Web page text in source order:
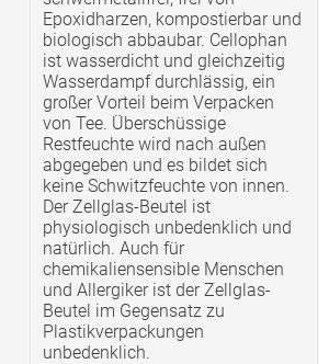
Epoxidharzen, kompostierbar und
biologisch abbaubar. Cellophan
ist wasserdicht und gleichzeitig
Wasserdampf durchlässig, ein
großer Vorteil beim Verpacken
von Tee. Überschüssige
Restfeuchte wird nach außen
abgegeben und es bildet sich
keine Schwitzfeuchte von innen.
Der Zellglas-Beutel ist
physiologisch unbedenklich und
natürlich. Auch für
chemikaliensensible Menschen
und Allergiker ist der Zellglas-
Beutel im Gegensatz zu
Plastikverpackungen
unbedenklich.